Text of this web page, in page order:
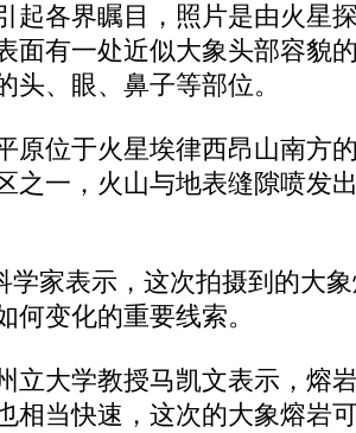
起各界瞩目，照片是由火星
面有一处近似大象头部容貌
头、眼、鼻子等部位。
位于火星埃律西昂山南方
之一，火山与地表缝隙喷发
家表示，这次拍摄到的大象
何变化的重要线索。
大学教授马凯文表示，熔
相当快速，这次的大象熔岩